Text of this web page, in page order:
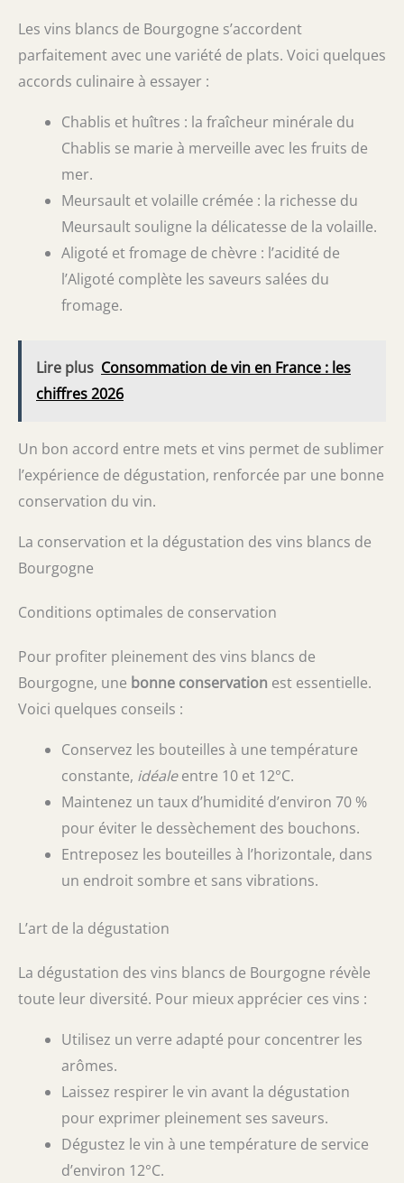
Les vins blancs de Bourgogne s’accordent
parfaitement avec une variété de plats. Voici quelques
accords culinaire à essayer :
Chablis et huîtres : la fraîcheur minérale du
Chablis se marie à merveille avec les fruits de
mer.
Meursault et volaille crémée : la richesse du
Meursault souligne la délicatesse de la volaille.
Aligoté et fromage de chèvre : l’acidité de
l’Aligoté complète les saveurs salées du
fromage.
Lire plus Consommation de vin en France : les
chiffres 2026
Un bon accord entre mets et vins permet de sublimer
l’expérience de dégustation, renforcée par une bonne
conservation du vin.
La conservation et la dégustation des vins blancs de
Bourgogne
Conditions optimales de conservation
Pour profiter pleinement des vins blancs de
Bourgogne, une bonne conservation est essentielle.
Voici quelques conseils :
Conservez les bouteilles à une température
constante, idéaleentre 10 et 12°C.
Maintenez un taux d’humidité d’environ 70 %
pour éviter le dessèchement des bouchons.
Entreposez les bouteilles à l’horizontale, dans
un endroit sombre et sans vibrations.
L’art de la dégustation
La dégustation des vins blancs de Bourgogne révèle
toute leur diversité. Pour mieux apprécier ces vins :
Utilisez un verre adapté pour concentrer les
arômes.
Laissez respirer le vin avant la dégustation
pour exprimer pleinement ses saveurs.
Dégustez le vin à une température de service
d’environ 12°C.